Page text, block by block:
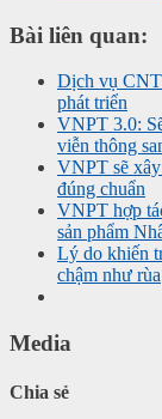
Bài liên quan:
Dịch vụ
phát triển
VNPT 3.0:
viễn thông
VNPT sẽ
đúng chuẩn
VNPT hợp
sản phẩm
Lý do khiến
chậm như rùa
Media
Chia sẻ